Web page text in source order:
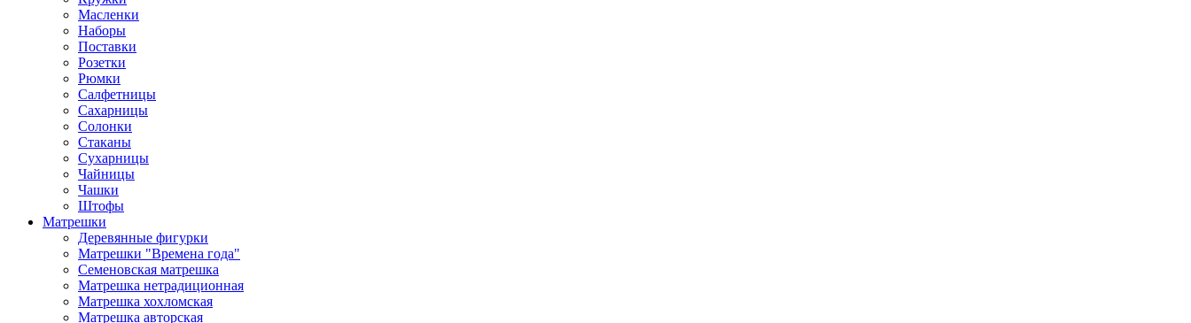
Масленки
Наборы
Поставки
Розетки
Рюмки
Салфетницы
Сахарницы
Солонки
Стаканы
Сухарницы
Чайницы
Чашки
Штофы
Матрешки
Деревянные фигурки
Матрешки "Времена года"
Семеновская матрешка
Матрешка нетрадиционная
Матрешка хохломская
Матрешка авторская